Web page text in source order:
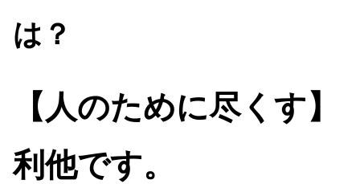
は？
【人のために尽くす】
利他です。